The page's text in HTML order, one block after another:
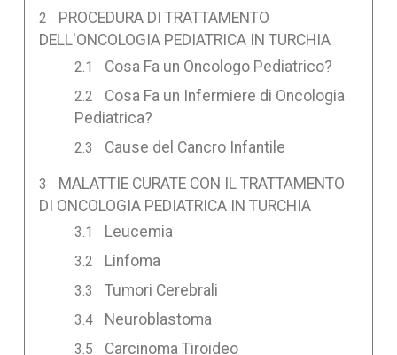
PROCEDURA DI TRATTAMENTO
DELL'ONCOLOGIA PEDIATRICA IN TURCHIA
Cosa Fa un Oncologo Pediatrico?
Cosa Fa un Infermiere di Oncologia
Pediatrica?
Cause del Cancro Infantile
MALATTIE CURATE CON IL TRATTAMENTO
DI ONCOLOGIA PEDIATRICA IN TURCHIA
Leucemia
Linfoma
Tumori Cerebrali
Neuroblastoma
Carcinoma Tiroideo